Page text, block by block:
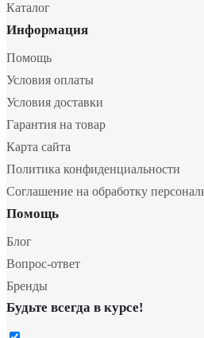
Каталог
Информация
Помощь
Условия оплаты
Условия доставки
Гарантия на товар
Карта сайта
Политика конфиденциальности
Соглашение на обработку
Помощь
Блог
Вопрос-ответ
Бренды
Будьте всегда в курсе!